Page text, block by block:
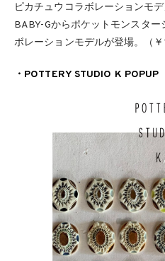
ピカチュウコラボレーションモ
BABY-Gからポケットモンスタ
ボレーションモデルが登場。（￥
・POTTERY STUDIO K POPUP